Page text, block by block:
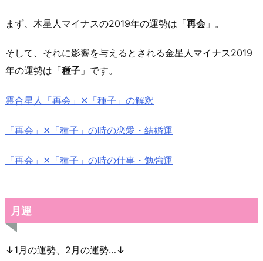
まず、木星人マイナスの2019年の運勢は「再会」。
そして、それに影響を与えるとされる金星人マイナス2019
年の運勢は「種子 」です。
霊合星人「再会」✕「種子」の解釈
「再会」✕「種子」の時の恋愛・結婚運
「再会」✕「種子」の時の仕事・勉強運
月運
↓1月の運勢、2月の運勢…↓